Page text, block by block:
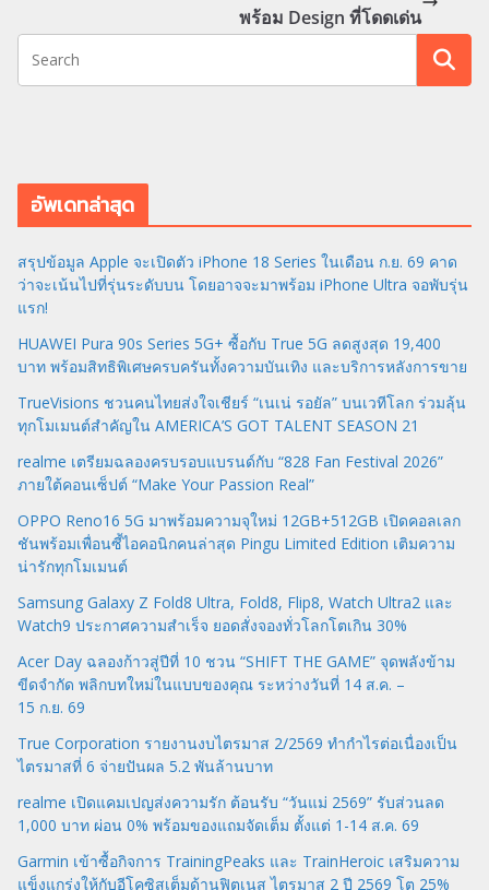
พร้อม Design ที่โดดเด่น
อัพเดทล่าสุด
สรุปข้อมูล Apple จะเปิดตัว iPhone 18 Series ในเดือน ก.ย. 69 คาด
ว่าจะเน้นไปที่รุ่นระดับบน โดยอาจจะมาพร้อม iPhone Ultra จอพับรุ่น
แรก!
HUAWEI Pura 90s Series 5G+ ซื้อกับ True 5G ลดสูงสุด 19,400
บาท พร้อมสิทธิพิเศษครบครันทั้งความบันเทิง และบริการหลังการขาย
TrueVisions ชวนคนไทยส่งใจเชียร์ “เนเน่ รอยัล” บนเวทีโลก ร่วมลุ้น
ทุกโมเมนต์สำคัญใน AMERICA’S GOT TALENT SEASON 21
realme เตรียมฉลองครบรอบแบรนด์กับ “828 Fan Festival 2026”
ภายใต้คอนเซ็ปต์ “Make Your Passion Real”
OPPO Reno16 5G มาพร้อมความจุใหม่ 12GB+512GB เปิดคอลเลก
ชันพร้อมเพื่อนซี้ไอคอนิกคนล่าสุด Pingu Limited Edition เติมความ
น่ารักทุกโมเมนต์
Samsung Galaxy Z Fold8 Ultra, Fold8, Flip8, Watch Ultra2 และ
Watch9 ประกาศความสำเร็จ ยอดสั่งจองทั่วโลกโตเกิน 30%
Acer Day ฉลองก้าวสู่ปีที่ 10 ชวน “SHIFT THE GAME” จุดพลังข้าม
ขีดจำกัด พลิกบทใหม่ในแบบของคุณ ระหว่างวันที่ 14 ส.ค. –
15 ก.ย. 69
True Corporation รายงานงบไตรมาส 2/2569 ทำกำไรต่อเนื่องเป็น
ไตรมาสที่ 6 จ่ายปันผล 5.2 พันล้านบาท
realme เปิดแคมเปญส่งความรัก ต้อนรับ “วันแม่ 2569” รับส่วนลด
1,000 บาท ผ่อน 0% พร้อมของแถมจัดเต็ม ตั้งแต่ 1-14 ส.ค. 69
Garmin เข้าซื้อกิจการ TrainingPeaks และ TrainHeroic เสริมความ
แข็งแกร่งให้กับอีโคซิสเต็มด้านฟิตเนส ไตรมาส 2 ปี 2569 โต 25%